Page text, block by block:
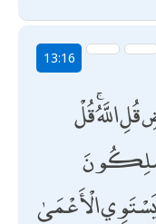
13:16
اللَّهُ ۚ قُلْ
يَمْلِكُونَ
يَسْتَوِي الْأَعْمَىٰ